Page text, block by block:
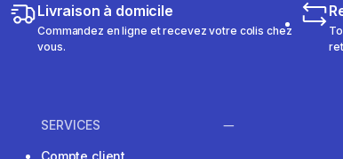
Livraison à domicile
Commandez en ligne et recevez votre colis chez
vous.
SERVICES